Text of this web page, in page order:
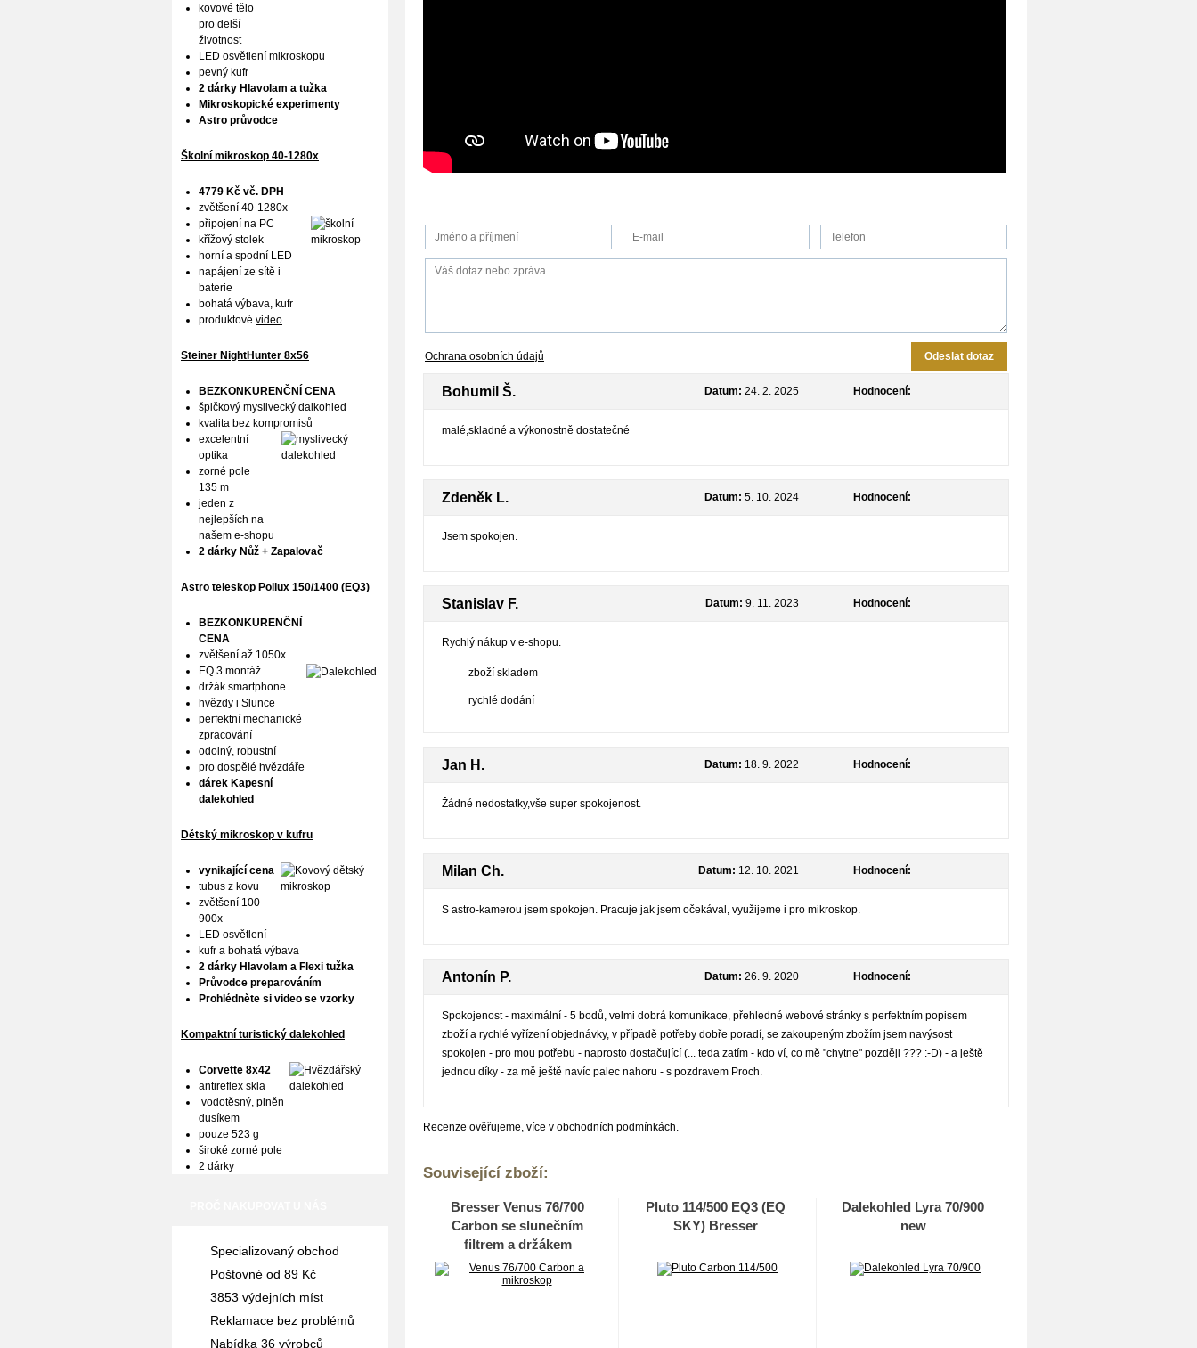
Ochrana osobních údajů Odeslat dotaz
Bohumil Š. Hodnocení:
Datum: 24. 2. 2025
malé,skladné a výkonostně dostatečné
Zdeněk L. Hodnocení:
Datum: 5. 10. 2024
Jsem spokojen.
Stanislav F. Hodnocení:
Datum: 9. 11. 2023
Rychlý nákup v e-shopu.
zboží skladem
rychlé dodání
Jan H. Hodnocení:
Datum: 18. 9. 2022
Žádné nedostatky,vše super spokojenost.
Milan Ch. Hodnocení:
Datum: 12. 10. 2021
S astro-kamerou jsem spokojen. Pracuje jak jsem očekával, využijeme i pro mikroskop.
Antonín P. Hodnocení:
Datum: 26. 9. 2020
Spokojenost - maximální - 5 bodů, velmi dobrá komunikace, přehledné webové stránky s perfektním popisem
zboží a rychlé vyřízení objednávky, v případě potřeby dobře poradí, se zakoupeným zbožím jsem navýsost
spokojen - pro mou potřebu - naprosto dostačující (... teda zatím - kdo ví, co mě "chytne" později ??? :-D) - a ještě
jednou díky - za mě ještě navíc palec nahoru - s pozdravem Proch.
Recenze ověřujeme, více v obchodních podmínkách.
Související zboží:
Bresser Venus 76/700
Carbon se slunečním
filtrem a držákem
smartphonu+svítící
nálepka Měsíc
Pluto 114/500 EQ3 (EQ
SKY) Bresser
Dalekohled Lyra 70/900
new
kovové tělo
pro delší
životnost
LED osvětlení mikroskopu
pevný kufr
2 dárky Hlavolam a tužka
Mikroskopické experimenty
Astro průvodce
Školní mikroskop 40-1280x
4779 Kč vč. DPH
zvětšení 40-1280x
připojení na PC
křížový stolek
horní a spodní LED
napájení ze sítě i
baterie
bohatá výbava, kufr
produktové video
Steiner NightHunter 8x56
BEZKONKURENČNÍ CENA
špičkový myslivecký dalkohled
kvalita bez kompromisů
excelentní
optika
zorné pole
135 m
jeden z
nejlepších na
našem e-shopu
2 dárky Nůž + Zapalovač
Astro teleskop Pollux 150/1400 (EQ3)
BEZKONKURENČNÍ
CENA
zvětšení až 1050x
EQ 3 montáž
držák smartphone
hvězdy i Slunce
perfektní mechanické
zpracování
odolný, robustní
pro dospělé hvězdáře
dárek Kapesní
dalekohled
Dětský mikroskop v kufru
vynikající cena
tubus z kovu
zvětšení 100-
900x
LED osvětlení
kufr a bohatá výbava
2 dárky Hlavolam a Flexi tužka
Průvodce preparováním
Prohlédněte si video se vzorky
Kompaktní turistický dalekohled
Corvette 8x42
antireflex skla
vodotěsný, plněn
dusíkem
pouze 523 g
široké zorné pole
2 dárky
Specializovaný obchod
Poštovné od 89 Kč
3853 výdejních míst
Reklamace bez problémů
Nabídka 36 výrobců